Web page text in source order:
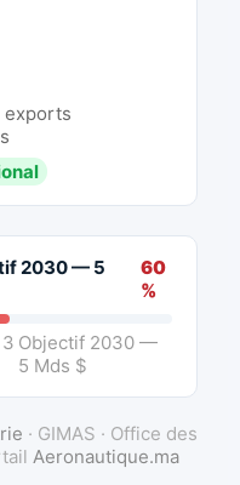
exports
2030 — 5
60
%
Objectif 2030 —
5 Mds $
· GIMAS · Office des
Aeronautique.ma